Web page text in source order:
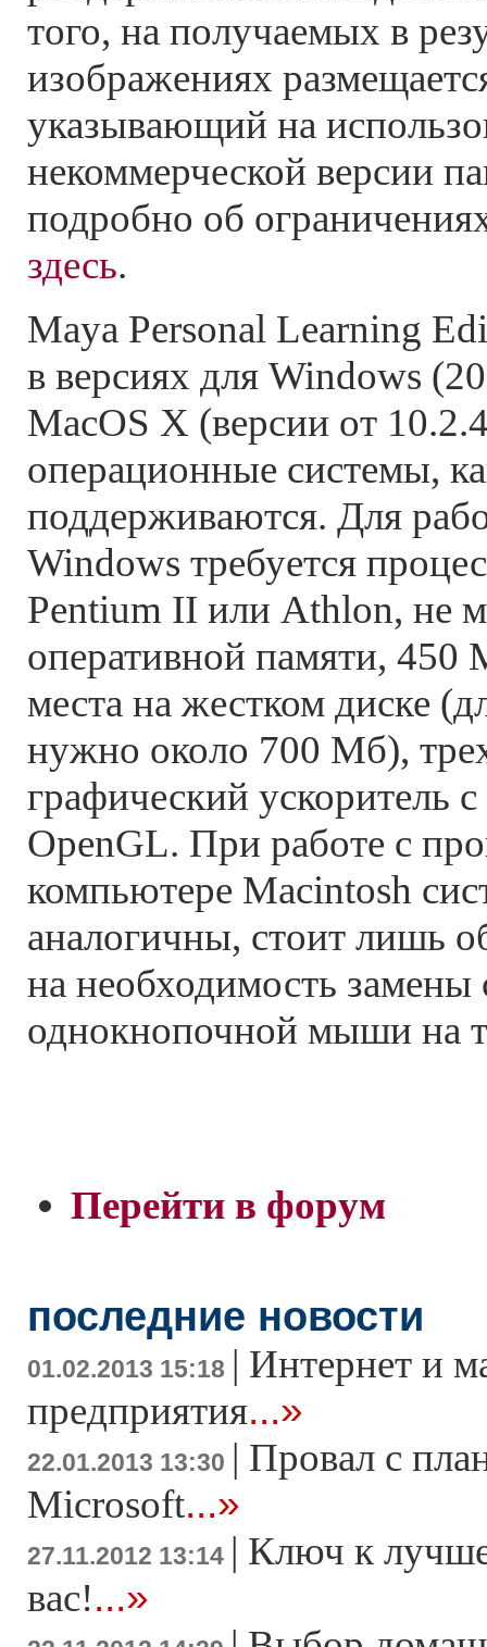
того, на получаемых в
изображениях
указывающий на
некоммерческой версии
подробно об
здесь.
Maya Personal Learning
в версиях для Windows
MacOS X (версии от
операционные системы,
поддерживаются. Для
Windows требуется
Pentium II или Athlon, не
оперативной памяти, 450
места на жестком диске
нужно около 700 Мб),
графический ускоритель
OpenGL. При работе с
компьютере Macintosh
аналогичны, стоит лишь
на необходимость замены
однокнопочной мыши на
Перейти в форум
последние новости
01.02.2013 15:18 | Интернет и
предприятия...»
22.01.2013 13:30 | Провал с
Microsoft...»
27.11.2012 13:14 | Ключ к
вас!...»